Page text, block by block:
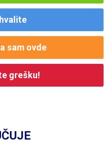
sam ovde
grešku!